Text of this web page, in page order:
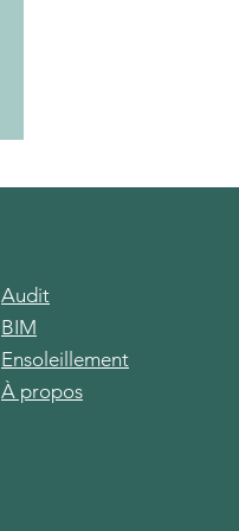
Audit
BIM
Ensoleillement
À propos